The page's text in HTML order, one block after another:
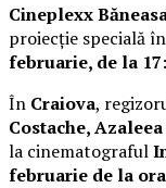
Cineplexx
proiecție specială
februarie, de la
În Craiova,
Costache,
la cinematograful
februarie de la